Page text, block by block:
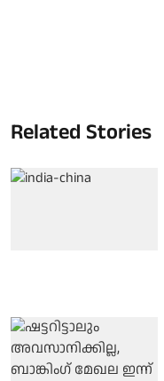
Related Stories